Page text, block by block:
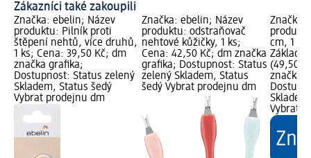
Zákazníci také zakoupili
Značka: ebelin; Název
produktu: Pilník proti
štěpení nehtů, více druhů,
1 ks; Cena: 39,50 Kč; dm
značka grafika;
Dostupnost: Status zelený
Skladem, Status šedý
Vybrat prodejnu dm
Značka: ebelin; Název
produktu: odstraňovač
nehtové kůžičky, 1 ks;
Cena: 42,50 Kč; dm značka
grafika; Dostupnost: Status
zelený Skladem, Status
šedý Vybrat prodejnu dm
Značka:
cm, 1
Základní
(49,50
značka
Vybrat